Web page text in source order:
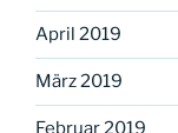
April 2019
März 2019
Februar 2019